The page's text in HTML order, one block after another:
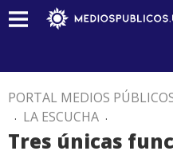
PORTAL MEDIOS
. LA ESCUCHA .
Tres únicas